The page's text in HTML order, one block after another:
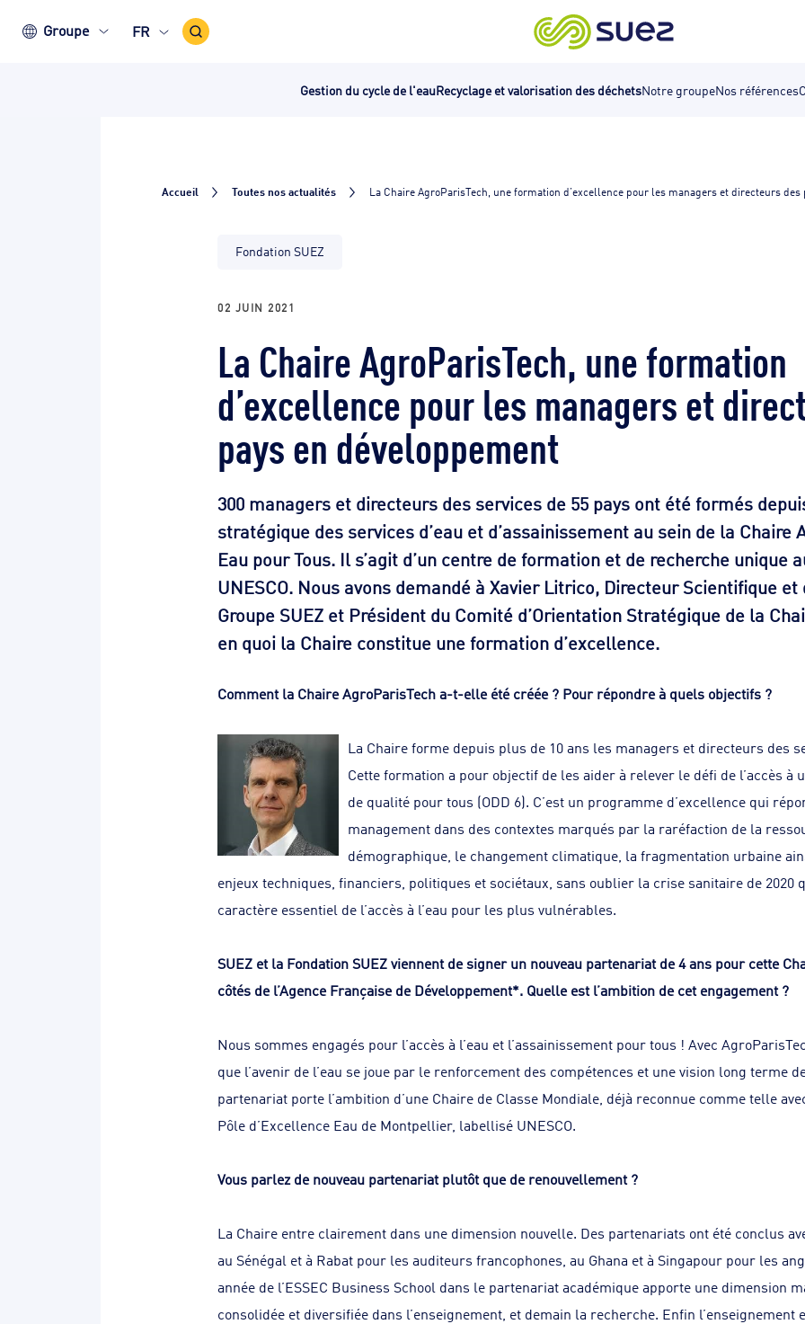
Groupe FR Icône
recherche
Gestion du cycle de l'eauRecyclage et valorisation des déchetsNotre groupeNos références
Accueil Toutes nos actualités La Chaire AgroParisTech, une formation d’excellence pour les managers et directeurs des
Fondation SUEZ
02 JUIN 2021
La Chaire AgroParisTech, une formation
d’excellence pour les managers et
pays en développement
300 managers et directeurs des services de 55 pays ont été formés
stratégique des services d’eau et d’assainissement au sein de la Chaire
Eau pour Tous. Il s’agit d’un centre de formation et de recherche unique
UNESCO. Nous avons demandé à Xavier Litrico, Directeur Scientifique et
Groupe SUEZ et Président du Comité d’Orientation Stratégique de la
en quoi la Chaire constitue une formation d’excellence.
Comment la Chaire AgroParisTech a-t-elle été créée ? Pour répondre à quels objectifs ?
La Chaire forme depuis plus de 10 ans les managers et directeurs des
Cette formation a pour objectif de les aider à relever le défi de l’accès à
de qualité pour tous (ODD 6). C’est un programme d’excellence qui
management dans des contextes marqués par la raréfaction de la
démographique, le changement climatique, la fragmentation urbaine
enjeux techniques, financiers, politiques et sociétaux, sans oublier la crise sanitaire de 2020
caractère essentiel de l’accès à l’eau pour les plus vulnérables.
SUEZ et la Fondation SUEZ viennent de signer un nouveau partenariat de 4 ans pour cette
côtés de l’Agence Française de Développement*. Quelle est l’ambition de cet engagement ?
Nous sommes engagés pour l’accès à l’eau et l’assainissement pour tous ! Avec
que l’avenir de l’eau se joue par le renforcement des compétences et une vision long terme
partenariat porte l’ambition d’une Chaire de Classe Mondiale, déjà reconnue comme telle
Pôle d’Excellence Eau de Montpellier, labellisé UNESCO.
Vous parlez de nouveau partenariat plutôt que de renouvellement ?
La Chaire entre clairement dans une dimension nouvelle. Des partenariats ont été conclus
au Sénégal et à Rabat pour les auditeurs francophones, au Ghana et à Singapour pour les
année de l’ESSEC Business School dans le partenariat académique apporte une dimension
consolidée et diversifiée dans l’enseignement, et demain la recherche. Enfin l’enseignement